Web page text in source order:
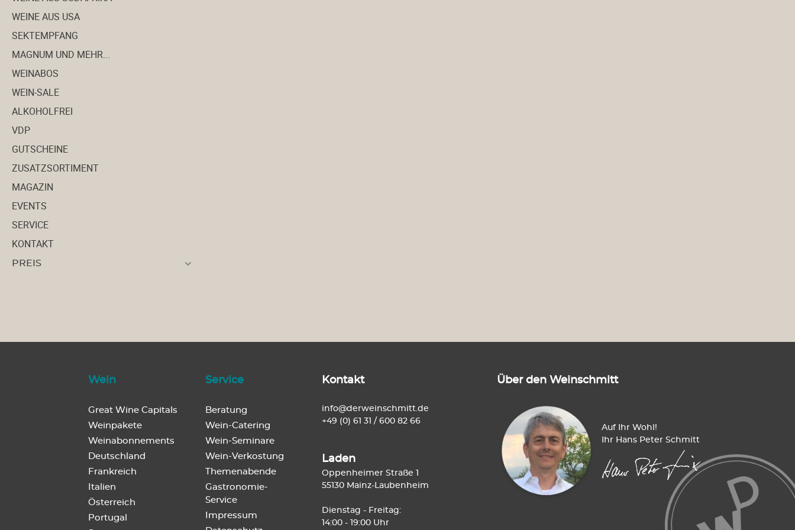
WEINE AUS USA
SEKTEMPFANG
MAGNUM UND MEHR...
WEINABOS
WEIN-SALE
ALKOHOLFREI
VDP
GUTSCHEINE
ZUSATZSORTIMENT
MAGAZIN
EVENTS
SERVICE
KONTAKT
PREIS
Wein
Great Wine Capitals
Weinpakete
Weinabonnements
Deutschland
Frankreich
Italien
Österreich
Portugal
Service
Beratung
Wein-Catering
Wein-Seminare
Wein-Verkostung
Themenabende
Gastronomie-
Service
Impressum
Kontakt
info@derweinschmitt.de
+49 (0) 61 31 / 600 82 66
Laden
Oppenheimer Straße 1
55130 Mainz-Laubenheim
Dienstag - Freitag:
14:00 - 19:00 Uhr
Über den Weinschmitt
Auf Ihr Wohl!
Ihr Hans Peter Schmitt